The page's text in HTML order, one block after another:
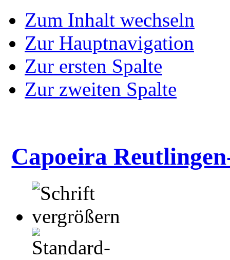
Zum Inhalt wechseln
Zur Hauptnavigation
Zur ersten Spalte
Zur zweiten Spalte
Capoeira